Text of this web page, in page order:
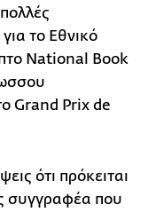
το Εθνικό
National Book
Grand Prix de
ότι πρόκειται
συγγραφέα που